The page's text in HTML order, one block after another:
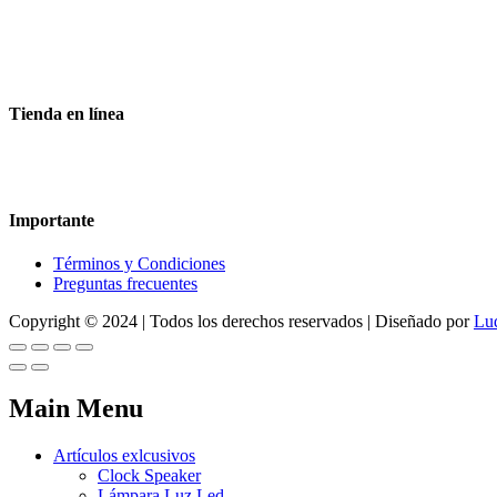
Tienda en línea
Importante
Términos y Condiciones
Preguntas frecuentes
Copyright © 2024 | Todos los derechos reservados | Diseñado por
Main Menu
Artículos exlcusivos
Clock Speaker